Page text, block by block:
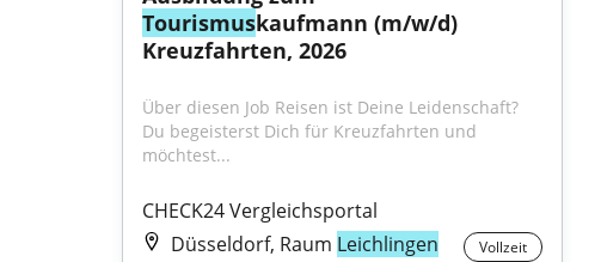
Tourismuskaufmann (m/w/d)
Kreuzfahrten, 2026
Über diesen Job Reisen ist Deine Leidenschaft?
Du begeisterst Dich für Kreuzfahrten und
möchtest...
CHECK24 Vergleichsportal
Düsseldorf, Raum Leichlingen Vollzeit